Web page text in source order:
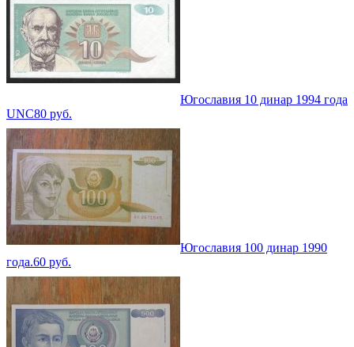
Югославия 10 динар 1994 года
UNC80 руб.
Югославия 100 динар 1990
года.60 руб.